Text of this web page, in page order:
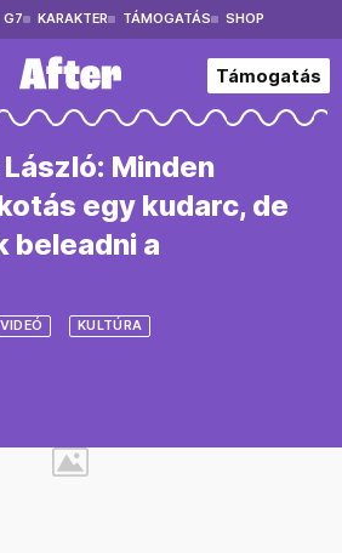
G7 KARAKTER TÁMOGATÁS SHOP
Támogatás
Minden
egy kudarc, de
beleadni a
VIDEÓ KULTÚRA